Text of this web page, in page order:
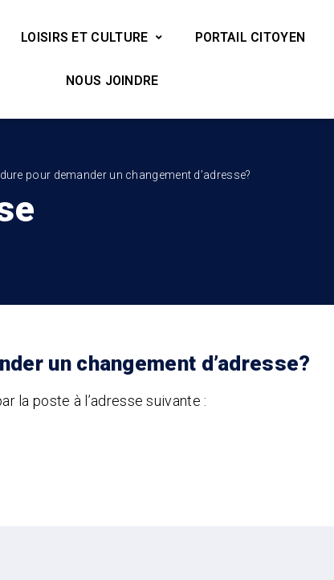
LOISIRS ET CULTURE PORTAIL CITOYEN
NOUS JOINDRE
pour demander un changement d’adresse?
un changement d’adresse?
la poste à l’adresse suivante :